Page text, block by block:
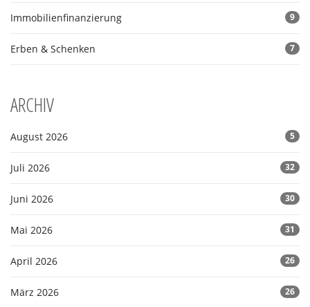
Immobilienfinanzierung 9
Erben & Schenken 7
ARCHIV
August 2026 5
Juli 2026 32
Juni 2026 30
Mai 2026 31
April 2026 26
März 2026 26